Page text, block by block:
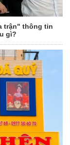
trận" thông tin
gì?